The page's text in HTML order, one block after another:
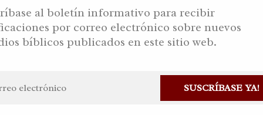
AM /
SUSCRÍBASE YA!
al boletín informativo para recibir
por correo electrónico sobre nuevos
bíblicos publicados en este sitio web.